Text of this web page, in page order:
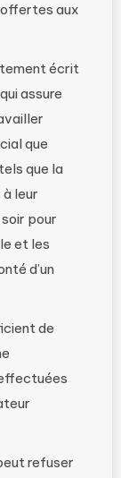
aux
écrit
assure
que
que la
leur
pour
et les
d’un
de
refuser